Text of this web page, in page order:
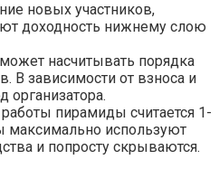
новых участников,
доходность нижнему слою
насчитывать порядка
В зависимости от взноса и
организатора.
пирамиды считается 1-
максимально используют
и попросту скрываются.